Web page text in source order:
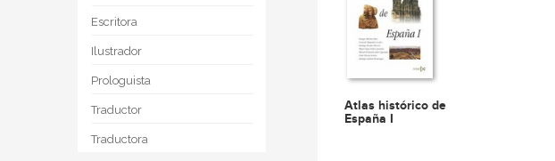
Escritora
Ilustrador
Prologuista
Traductor
Traductora
Atlas histórico de
España I